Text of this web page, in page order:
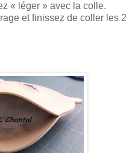
« léger » avec la colle.
et finissez de coller les 2